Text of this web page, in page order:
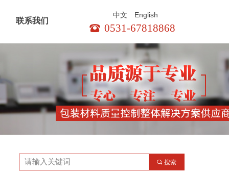
뀰 0531-67818868
中文 English
联系我们
끠 搜索